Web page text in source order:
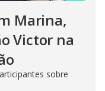
Marina,
Victor na
sobre